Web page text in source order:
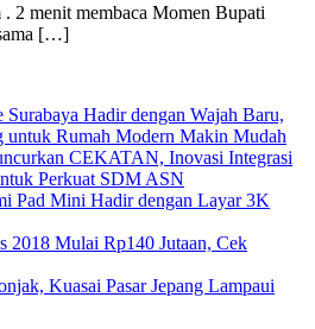
2 menit membaca Momen Bupati
[…]
Hadir dengan Wajah Baru,
untuk Rumah Modern Makin Mudah
CEKATAN, Inovasi Integrasi
Perkuat SDM ASN
Pad Mini Hadir dengan Layar 3K
2018 Mulai Rp140 Jutaan, Cek
Kuasai Pasar Jepang Lampaui